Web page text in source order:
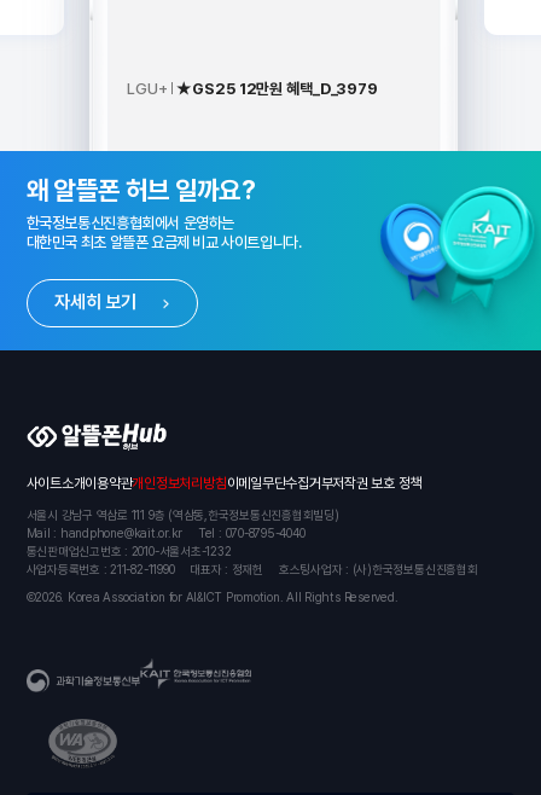
LGU+ ★GS25 12만원 혜택_D_3979
왜 알뜰폰 허브 일까요?
한국정보통신진흥협회에서 운영하는
대한민국 최초 알뜰폰 요금제 비교 사이트입니다.
자세히 보기
알뜰폰 허브
사이트소개이용약관개인정보처리방침이메일무단수집거부저작권 보호 정책
서울시 강남구 역삼로 111 9층 (역삼동,한국정보통신진흥협회빌딩)
Mail : handphone@kait.or.kr
Tel : 070-8795-4040
통신판매업신고번호 : 2010-서울서초-1232
사업자등록번호 : 211-82-11990
대표자 : 정재헌
호스팅사업자 : (사)한국정보통신진흥협회
Ⓒ2026. Korea Association for AI&ICT Promotion. All Rights Reserved.
KAIT 한국정보통신진흥협회